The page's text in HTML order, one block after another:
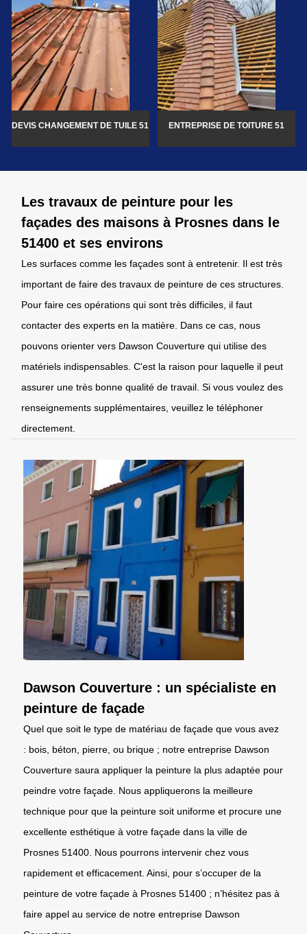
DEVIS CHANGEMENT DE TUILE 51 ENTREPRISE DE TOITURE 51
Les travaux de peinture pour les
façades des maisons à Prosnes dans le
51400 et ses environs
Les surfaces comme les façades sont à entretenir. Il est très
important de faire des travaux de peinture de ces structures.
Pour faire ces opérations qui sont très difficiles, il faut
contacter des experts en la matière. Dans ce cas, nous
pouvons orienter vers Dawson Couverture qui utilise des
matériels indispensables. C'est la raison pour laquelle il peut
assurer une très bonne qualité de travail. Si vous voulez des
renseignements supplémentaires, veuillez le téléphoner
directement.
Dawson Couverture : un spécialiste en
peinture de façade
Quel que soit le type de matériau de façade que vous avez
: bois, béton, pierre, ou brique ; notre entreprise Dawson
Couverture saura appliquer la peinture la plus adaptée pour
peindre votre façade. Nous appliquerons la meilleure
technique pour que la peinture soit uniforme et procure une
excellente esthétique à votre façade dans la ville de
Prosnes 51400. Nous pourrons intervenir chez vous
rapidement et efficacement. Ainsi, pour s’occuper de la
peinture de votre façade à Prosnes 51400 ; n’hésitez pas à
faire appel au service de notre entreprise Dawson